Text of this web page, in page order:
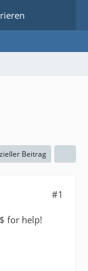
Beitrag
#1
for help!